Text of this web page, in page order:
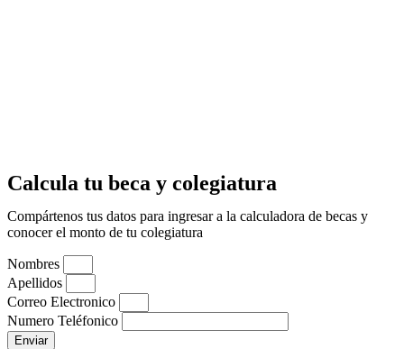
Calcula tu beca y colegiatura
Compártenos tus datos para ingresar a la calculadora de becas y
conocer el monto de tu colegiatura
Nombres
Apellidos
Correo Electronico
Numero Teléfonico
Enviar